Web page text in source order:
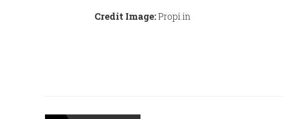
Credit Image:Propi.in